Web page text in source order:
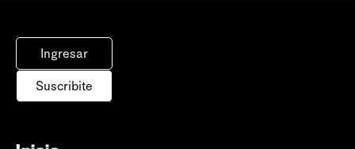
Ingresar
Suscribite